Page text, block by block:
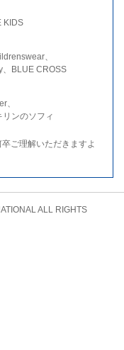
KIDS
、
BLUE CROSS
、
ンのソフィ
ご理解いただきますよ